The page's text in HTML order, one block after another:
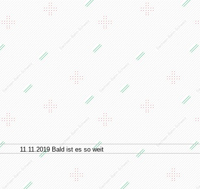
11.11.2019 Bald ist es so weit